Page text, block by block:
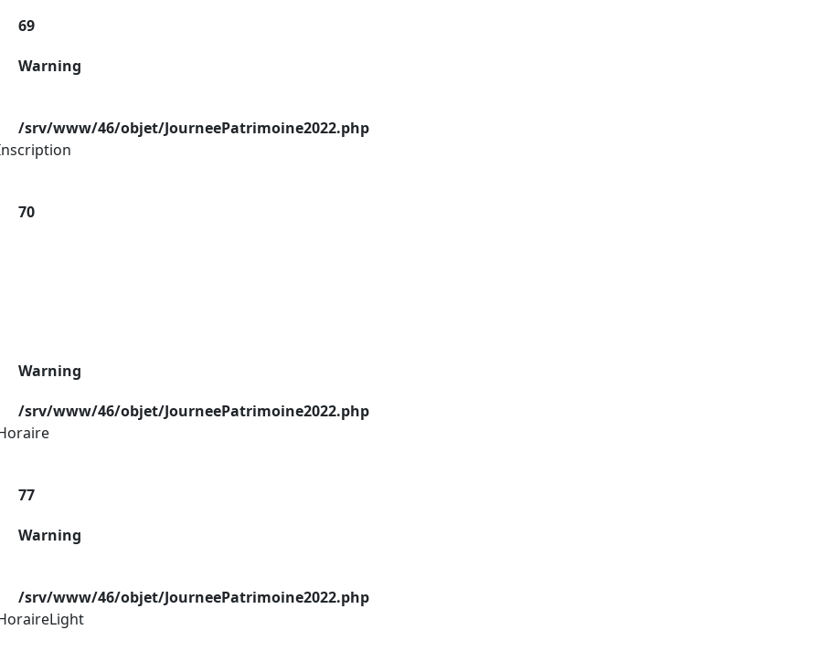
69
Warning
/srv/www/46/objet/JourneePatrimoine2022.php
70
Warning
/srv/www/46/objet/JourneePatrimoine2022.php
77
Warning
/srv/www/46/objet/JourneePatrimoine2022.php